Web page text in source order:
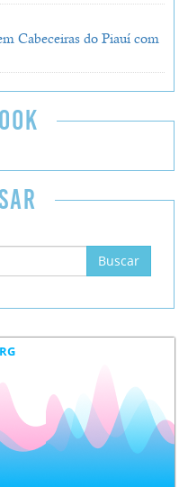
Cabeceiras do Piauí com